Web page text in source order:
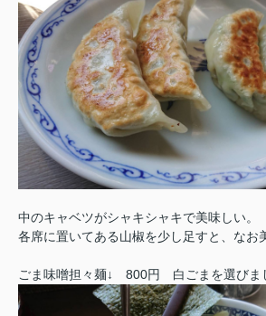
中のキャベツがシャキシャキで美味しい。
各席に置いてある山椒を少し足すと、なお
ごま味噌担々麺↓ 800円 白ごまを選びま